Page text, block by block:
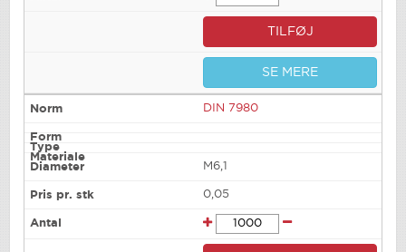
TILFØJ
SE MERE
DIN 7980
M6,1
0,05